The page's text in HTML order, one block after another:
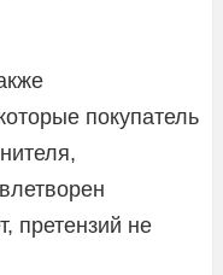
покупатель
претензий не